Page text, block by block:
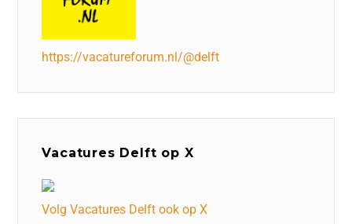
https://vacatureforum.nl/@delft
Vacatures Delft op X
Volg Vacatures Delft ook op X